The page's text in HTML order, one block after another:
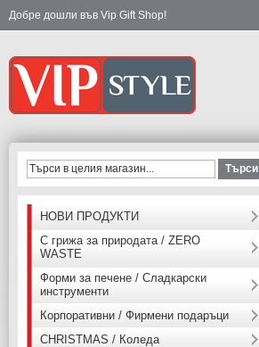
Добре дошли във Vip Gift Shop!
Търси
НОВИ ПРОДУКТИ
С грижа за природата / ZERO
WASTE
Форми за печене / Сладкарски
инструменти
Корпоративни / Фирмени подаръци
CHRISTMAS / Коледа